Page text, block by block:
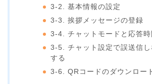
3-2. 基本情報の設定
3-3. 挨拶メッセージの登録
3-4. チャットモードと応答時
3-5. チャット設定で誤送信
する
3-6. QRコードのダウンロー